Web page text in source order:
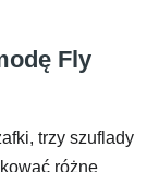
Fly
trzy szuflady
różne